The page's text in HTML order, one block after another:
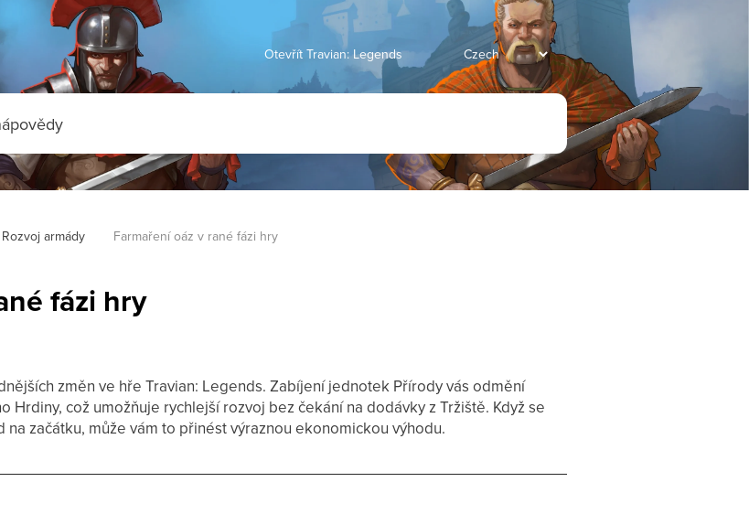
Otevřít Travian: Legends
Rozvoj armády Farmaření oáz v rané fázi hry
fázi hry
změn ve hře Travian: Legends. Zabíjení jednotek Přírody vás odmění
Hrdiny, což umožňuje rychlejší rozvoj bez čekání na dodávky z Tržiště. Když se
začátku, může vám to přinést výraznou ekonomickou výhodu.